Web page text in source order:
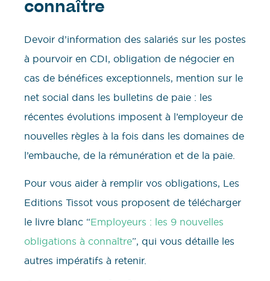
connaître
Devoir d’information des salariés sur les postes
à pourvoir en CDI, obligation de négocier en
cas de bénéfices exceptionnels, mention sur le
net social dans les bulletins de paie : les
récentes évolutions imposent à l’employeur de
nouvelles règles à la fois dans les domaines de
l’embauche, de la rémunération et de la paie.
Pour vous aider à remplir vos obligations, Les
Editions Tissot vous proposent de télécharger
le livre blanc “Employeurs : les 9 nouvelles
obligations à connaître”, qui vous détaille les
autres impératifs à retenir.